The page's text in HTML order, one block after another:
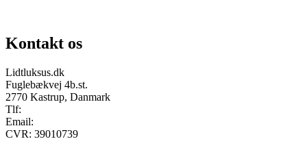
Kontakt os
Lidtluksus.dk
Fuglebækvej 4b.st.
2770 Kastrup, Danmark
Tlf:
Email:
CVR: 39010739